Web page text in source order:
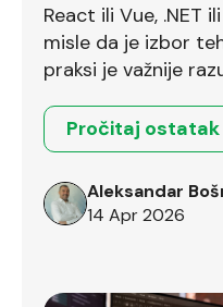
React ili Vue, .NET
misle da je izbor
praksi je važnije
Pročitaj ostatak
Aleksandar
14 Apr 2026